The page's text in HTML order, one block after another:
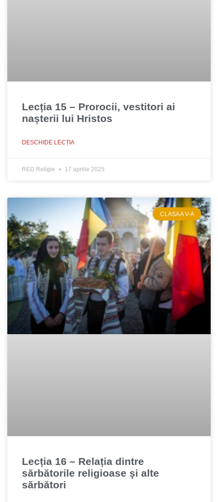
Lecția 15 – Prorocii, vestitori ai
nașterii lui Hristos
DESCHIDE LECȚIA
RED Religie 17 aprilie 2025
CLASA A V-A
Lecția 16 – Relația dintre
sărbătorile religioase şi alte
sărbători